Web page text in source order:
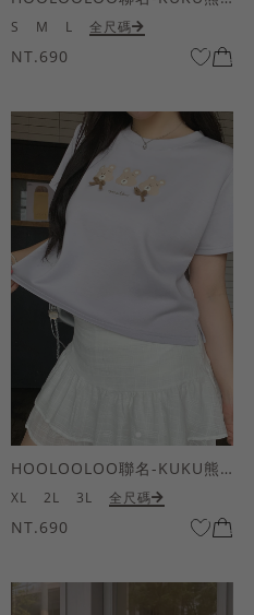
S M L 全尺碼
NT.690
HOOLOOLOO聯名-KUKU熊蝴蝶結短袖上衣
XL 2L 3L 全尺碼
NT.690